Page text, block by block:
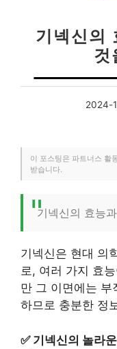
기넥신의
것
2024-
이 포스팅은 파트너스 활
받습니다.
기넥신의 효능
기넥신은 현대 의
로, 여러 가지 효
만 그 이면에는 부
하므로 충분한 정
✅ 기넥신의 놀라